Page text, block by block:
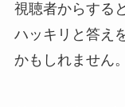
視聴者からする
ハッキリと答え
かもしれません。